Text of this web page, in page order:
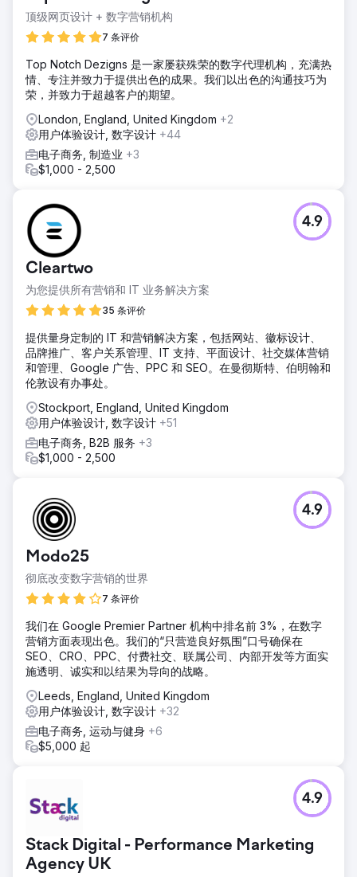
顶级网页设计 + 数字营销机构
7 条评价
Top Notch Dezigns 是一家屡获殊荣的数字代理机构，充满热
情、专注并致力于提供出色的成果。我们以出色的沟通技巧为
荣，并致力于超越客户的期望。
London, England, United Kingdom +2
用户体验设计, 数字设计 +44
电子商务, 制造业 +3
$1,000 - 2,500
Cleartwo
为您提供所有营销和 IT 业务解决方案
35 条评价
4.9
提供量身定制的 IT 和营销解决方案，包括网站、徽标设计、
品牌推广、客户关系管理、IT 支持、平面设计、社交媒体营销
和管理、Google 广告、PPC 和 SEO。在曼彻斯特、伯明翰和
伦敦设有办事处。
Stockport, England, United Kingdom
用户体验设计, 数字设计 +51
电子商务, B2B 服务 +3
$1,000 - 2,500
Modo25
彻底改变数字营销的世界
7 条评价
4.9
我们在 Google Premier Partner 机构中排名前 3%，在数字
营销方面表现出色。我们的“只营造良好氛围”口号确保在
SEO、CRO、PPC、付费社交、联属公司、内部开发等方面实
施透明、诚实和以结果为导向的战略。
Leeds, England, United Kingdom
用户体验设计, 数字设计 +32
电子商务, 运动与健身 +6
$5,000 起
Stack Digital - Performance Marketing
Agency UK
4.9